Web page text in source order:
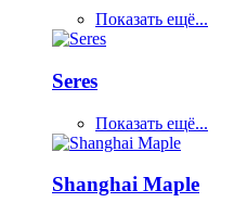
Показать ещё...
Seres
Показать ещё...
Shanghai Maple